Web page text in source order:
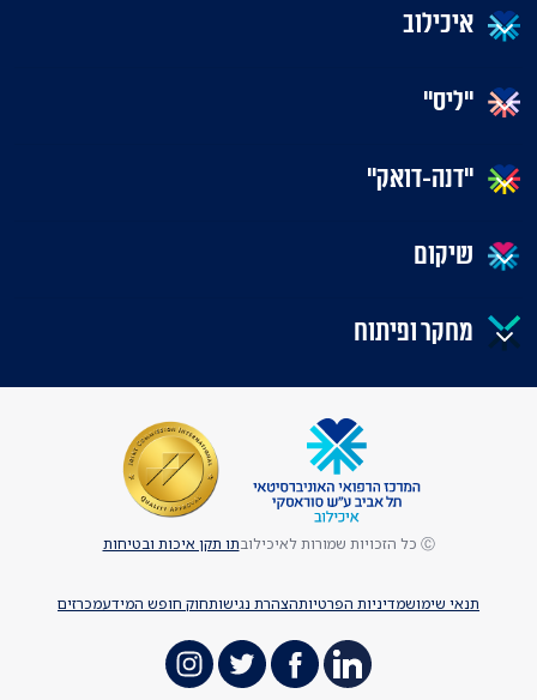
איכילוב
"ליס"
"דנה-דואק"
שיקום
מחקר ופיתוח
תנאי שימושמדיניות הפרטיותהצהרת נגישותחוק חופש המידעמכרזים
Ⓒ כל הזכויות שמורות לאיכילוב תו תקן איכות ובטיחות